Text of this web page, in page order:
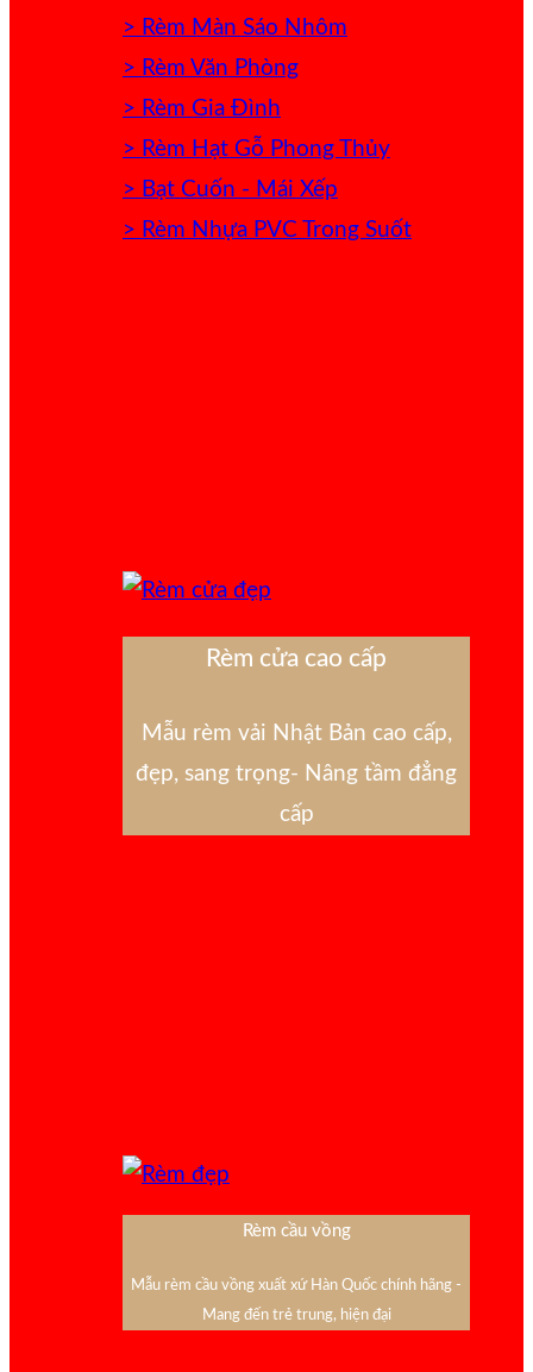
> Rèm Màn Sáo Nhôm
> Rèm Văn Phòng
> Rèm Gia Đình
> Rèm Hạt Gỗ Phong Thủy
> Bạt Cuốn - Mái Xếp
> Rèm Nhựa PVC Trong Suốt
Rèm cửa cao cấp
Mẫu rèm vải Nhật Bản cao cấp,
đẹp, sang trọng- Nâng tầm đẳng
cấp
Rèm cầu vồng
Mẫu rèm cầu vồng xuất xứ Hàn Quốc chính hãng -
Mang đến trẻ trung, hiện đại